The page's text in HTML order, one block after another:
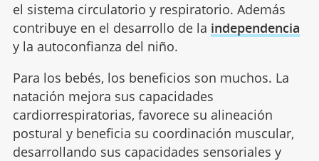
el sistema circulatorio y respiratorio. Además
contribuye en el desarrollo de la independencia
y la autoconfianza del niño.
Para los bebés, los beneficios son muchos. La
natación mejora sus capacidades
cardiorrespiratorias, favorece su alineación
postural y beneficia su coordinación muscular,
desarrollando sus capacidades sensoriales y